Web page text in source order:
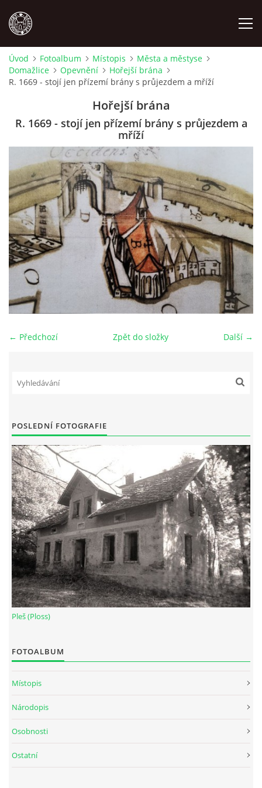
MÍSTOPIS
OSTATNÍ
ODKAZY
O NÁS
DŮL NA SLÍDU (NA KOLE)
města Domažlice.
© 2026 eStránky.cz |Aktualizováno: 17. 7. 2026|Nahoru ↑
Úvod Fotoalbum Místopis
Města a městyse
Domažlice
Opevnění
Hořejší brána
R. 1669 - stojí jen přízemí brány s průjezdem a mříží
Hořejší brána
R. 1669 - stojí jen přízemí brány s průjezdem a
mříží
← Předchozí Další →
Zpět do složky
POSLEDNÍ FOTOGRAFIE
Pleš (Ploss)
FOTOALBUM
Místopis
Národopis
Osobnosti
Ostatní